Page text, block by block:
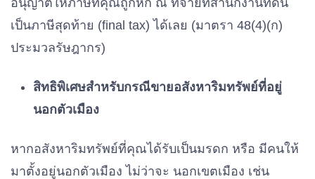
อนุญาตให้ภาษีที่คุณถูกหัก ณ ที่จ่ายที่สำนักงานที่ดิน
เป็นภาษีสุดท้าย (final tax) ได้เลย (มาตรา 48(4)(ก)
ประมวลรัษฎากร)
สิทธิพิเศษสำหรับกรณีขายอสังหาริมทรัพย์ที่อยู่
นอกตัวเมือง
หากอสังหาริมทรัพย์ที่คุณได้รับเป็นมรดก หรือ มีคนให้
มาตั้งอยู่นอกตัวเมือง ไม่ว่าจะ นอกเขตเมือง เช่น